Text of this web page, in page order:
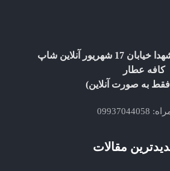
تهران میدان شهدا خیابان 17 شهریور آنلاین شاپ
کافه عطار
به صورت آنلاین)
09937044058
مقالات